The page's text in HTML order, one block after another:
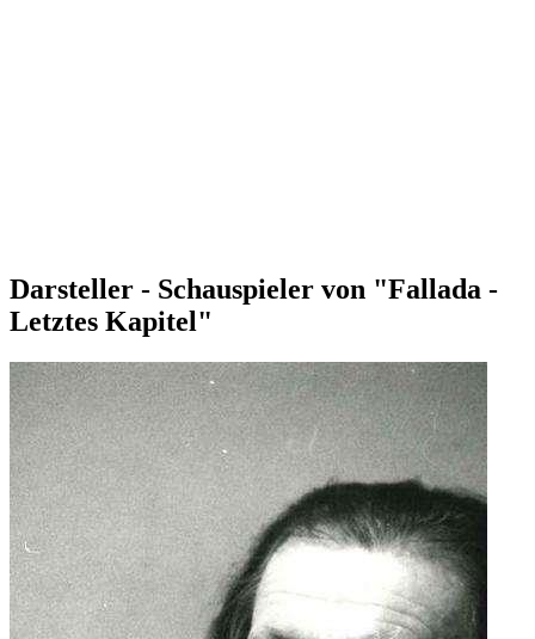
Darsteller - Schauspieler von "Fallada -
Letztes Kapitel"